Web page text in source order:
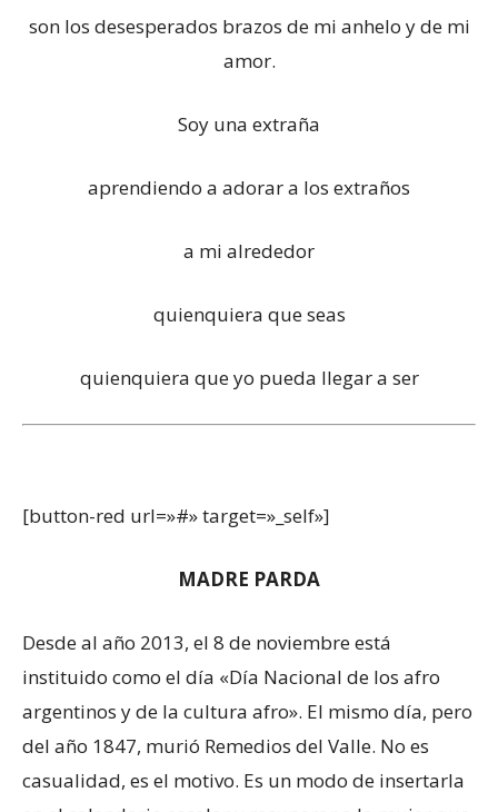
son los desesperados brazos de mi anhelo y de mi
amor.
Soy una extraña
aprendiendo a adorar a los extraños
a mi alrededor
quienquiera que seas
quienquiera que yo pueda llegar a ser
[button-red url=»#» target=»_self»]
MADRE PARDA
Desde al año 2013, el 8 de noviembre está
instituido como el día «Día Nacional de los afro
argentinos y de la cultura afro». El mismo día, pero
del año 1847, murió Remedios del Valle. No es
casualidad, es el motivo. Es un modo de insertarla